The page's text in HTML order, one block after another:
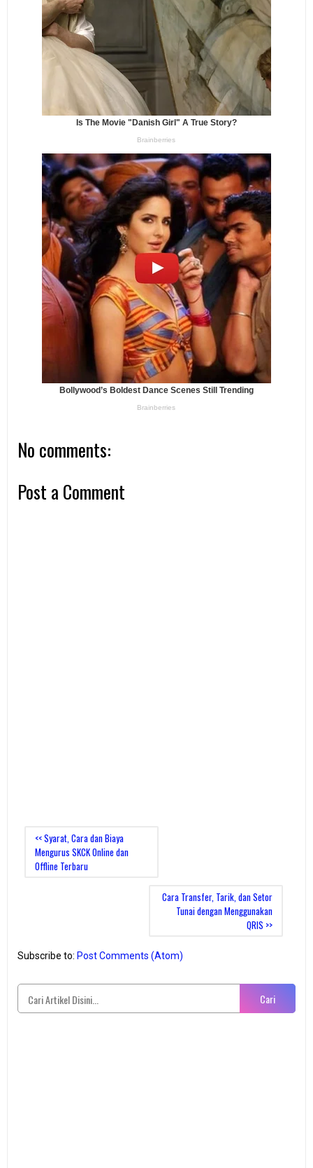
No comments:
Post a Comment
<< Syarat, Cara dan Biaya
Mengurus SKCK Online dan
Offline Terbaru
Cara Transfer, Tarik, dan Setor
Tunai dengan Menggunakan
QRIS >>
Subscribe to: Post Comments (Atom)
Cari